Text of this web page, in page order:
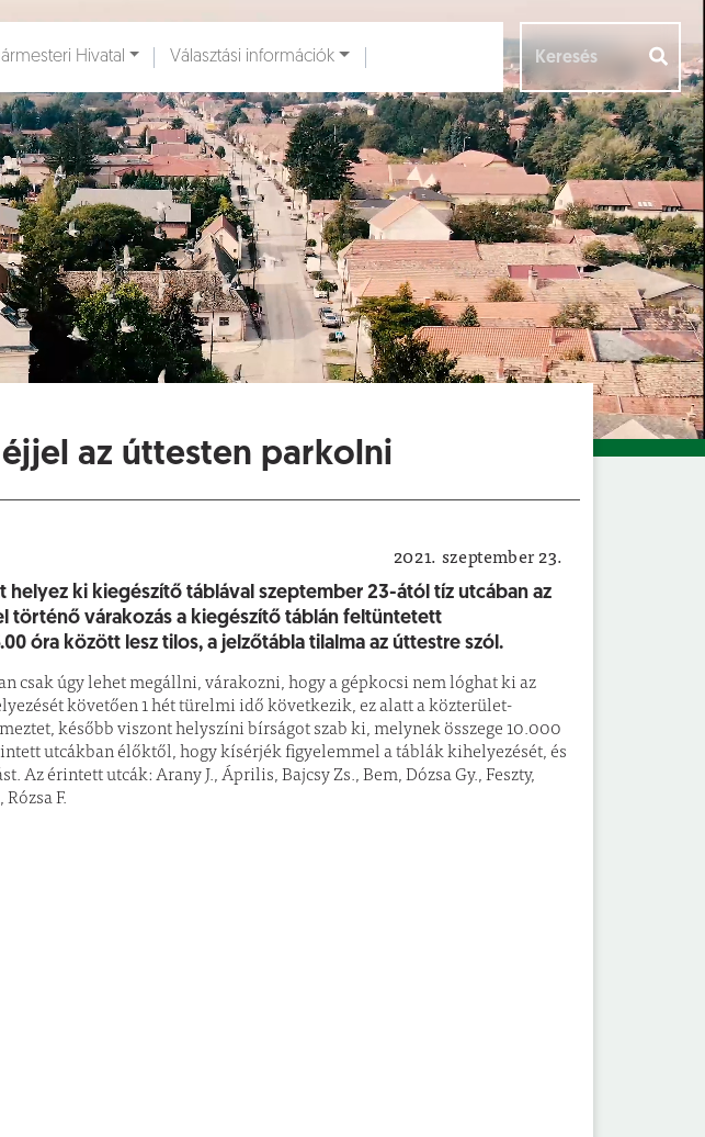
Hivatal Választási információk
az úttesten parkolni
Önkormányzat
2021. szeptember 23.
helyez ki kiegészítő táblával szeptember 23-ától tíz utcában az
történő várakozás a kiegészítő táblán feltüntetett
óra között lesz tilos, a jelzőtábla tilalma az úttestre szól.
csak úgy lehet megállni, várakozni, hogy a gépkocsi nem lóghat ki az
követően 1 hét türelmi idő következik, ez alatt a közterület-
később viszont helyszíni bírságot szab ki, melynek összege 10.000
utcákban élőktől, hogy kísérjék figyelemmel a táblák kihelyezését, és
Az érintett utcák: Arany J., Április, Bajcsy Zs., Bem, Dózsa Gy., Feszty,
F.
[] Aloldalak []